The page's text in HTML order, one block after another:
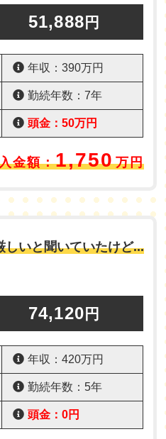
51,888 円
年収：390万円
勤続年数：7年
頭金：50万円
金額：1,750万円
しいと聞いていたけど...
74,120 円
年収：420万円
勤続年数：5年
頭金：0円